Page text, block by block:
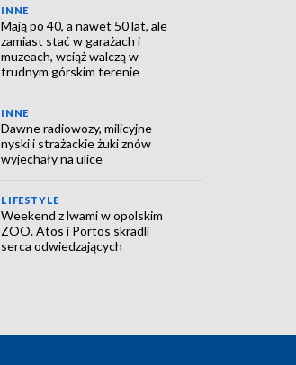
INNE
Mają po 40, a nawet 50 lat, ale
zamiast stać w garażach i
muzeach, wciąż walczą w
trudnym górskim terenie
INNE
Dawne radiowozy, milicyjne
nyski i strażackie żuki znów
wyjechały na ulice
LIFESTYLE
Weekend z lwami w opolskim
ZOO. Atos i Portos skradli
serca odwiedzających